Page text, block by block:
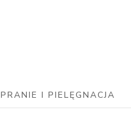
PRANIE I PIELĘGNACJA